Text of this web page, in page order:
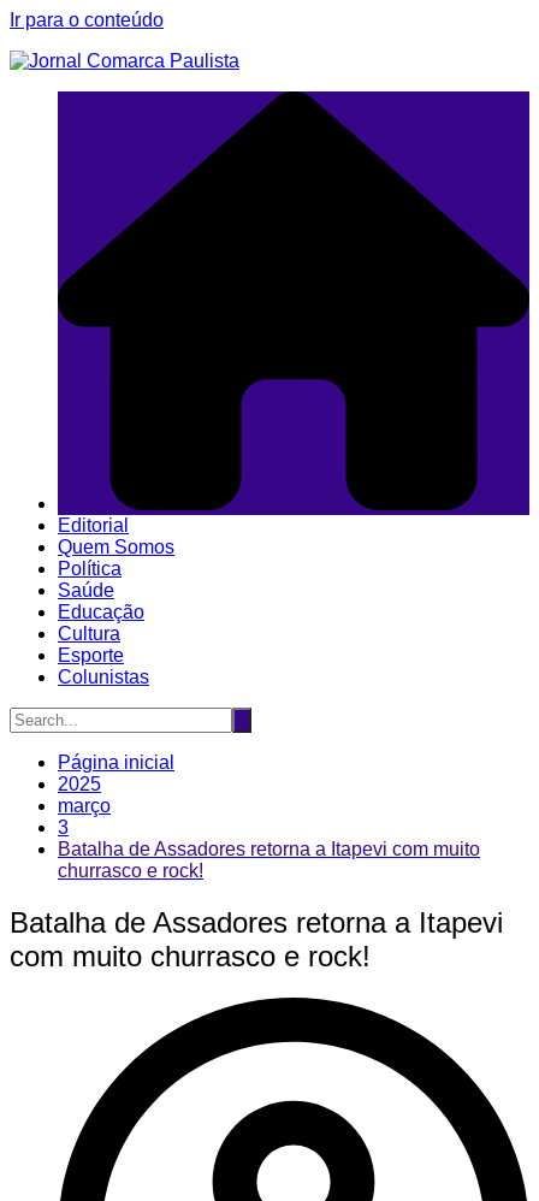
Ir para o conteúdo
Editorial
Quem Somos
Política
Saúde
Educação
Cultura
Esporte
Colunistas
Página inicial
2025
março
3
Batalha de Assadores retorna a Itapevi com muito
churrasco e rock!
Batalha de Assadores retorna a Itapevi
com muito churrasco e rock!